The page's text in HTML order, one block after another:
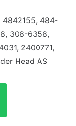
4842155, 484-
308-6358,
2400771,
Head AS